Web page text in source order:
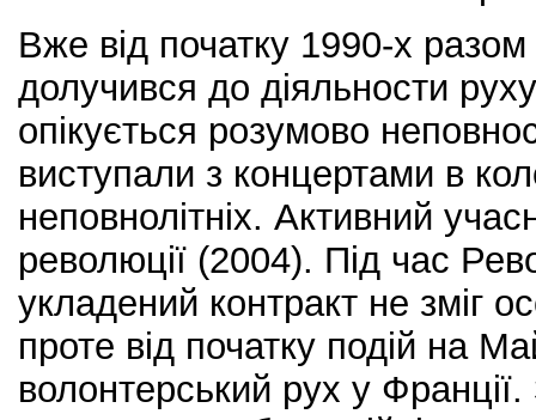
Вже від початку 1990-х
долучився до діяльности
опікується розумово
виступали з концертами в
неповнолітніх. Активний
революції (2004). Під час
укладений контракт не зміг
проте від початку подій на
волонтерський рух у